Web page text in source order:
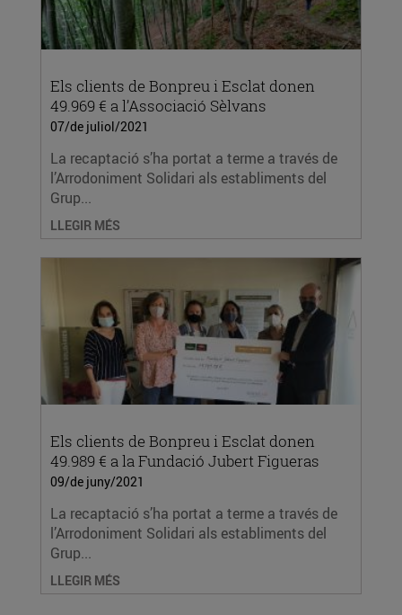
Els clients de Bonpreu i Esclat donen
49.969 € a l’Associació Sèlvans
07/de juliol/2021
La recaptació s’ha portat a terme a través de
l’Arrodoniment Solidari als establiments del
Grup...
LLEGIR MÉS
Els clients de Bonpreu i Esclat donen
49.989 € a la Fundació Jubert Figueras
09/de juny/2021
La recaptació s’ha portat a terme a través de
l’Arrodoniment Solidari als establiments del
Grup...
LLEGIR MÉS